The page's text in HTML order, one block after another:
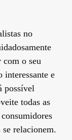
no
o seu
interessante e
possível
todas as
relacionem.